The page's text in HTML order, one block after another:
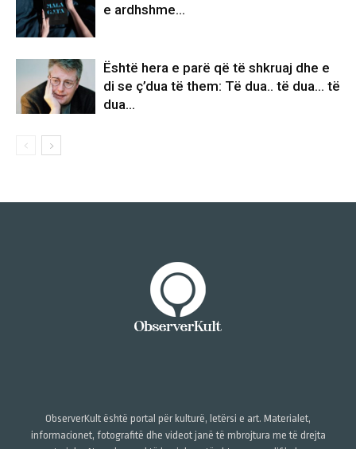
e ardhshme…
Është hera e parë që të shkruaj dhe e
di se ç’dua të them: Të dua.. të dua… të
dua…
ObserverKult është portal për kulturë, letërsi e art. Materialet,
informacionet, fotografitë dhe videot janë të mbrojtura me të drejta